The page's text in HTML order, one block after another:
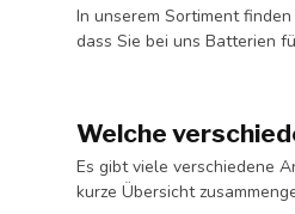
In unserem Sortiment
dass Sie bei uns Batterien
Welche
Es gibt viele verschiedene
kurze Übersicht